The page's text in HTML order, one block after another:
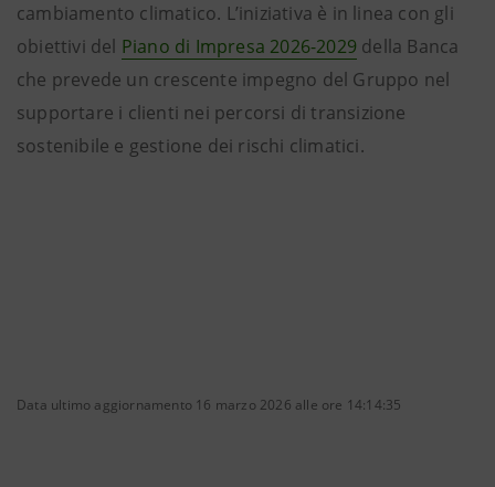
cambiamento climatico. L’iniziativa è in linea con gli
obiettivi del Piano di Impresa 2026-2029 della Banca
che prevede un crescente impegno del Gruppo nel
supportare i clienti nei percorsi di transizione
sostenibile e gestione dei rischi climatici.
Data ultimo aggiornamento 16 marzo 2026 alle ore 14:14:35